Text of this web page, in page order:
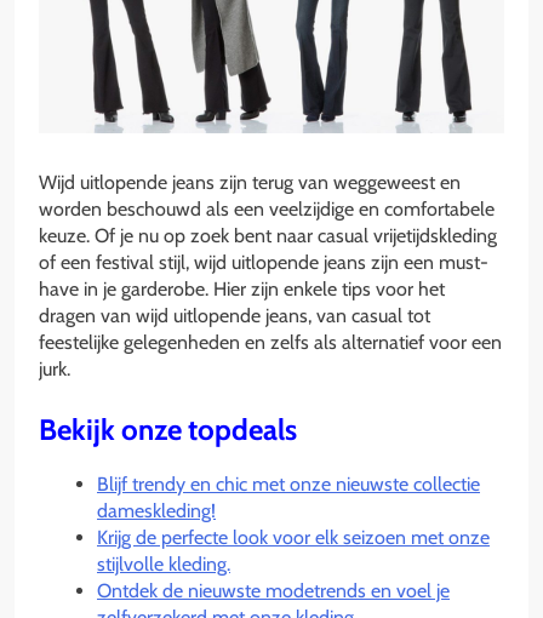
Wijd uitlopende jeans zijn terug van weggeweest en
worden beschouwd als een veelzijdige en comfortabele
keuze. Of je nu op zoek bent naar casual vrijetijdskleding
of een festival stijl, wijd uitlopende jeans zijn een must-
have in je garderobe. Hier zijn enkele tips voor het
dragen van wijd uitlopende jeans, van casual tot
feestelijke gelegenheden en zelfs als alternatief voor een
jurk.
Bekijk onze topdeals
Blijf trendy en chic met onze nieuwste collectie
dameskleding!
Krijg de perfecte look voor elk seizoen met onze
stijlvolle kleding.
Ontdek de nieuwste modetrends en voel je